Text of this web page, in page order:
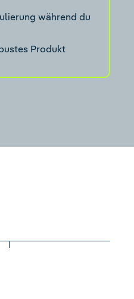
während du
Produkt
von 5 von 5 Sternen